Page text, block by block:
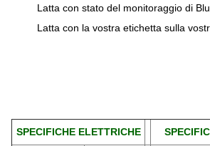
Latta con stato del monitoraggio di
Latta con la vostra etichetta sulla
SPECIFICHE ELETTRICHE